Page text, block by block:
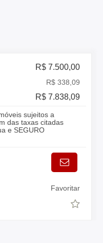
R$ 7.500,00
R$ 338,09
R$ 7.838,09
sujeitos a
das taxas citadas
e SEGURO
Favoritar